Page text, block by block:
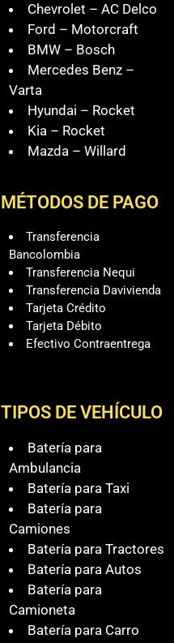
Chevrolet – AC Delco
Ford – Motorcraft
BMW – Bosch
Mercedes Benz –
Varta
Hyundai – Rocket
Kia – Rocket
Mazda – Willard
MÉTODOS DE PAGO
Transferencia
Bancolombia
Transferencia Nequi
Transferencia Davivienda
Tarjeta Crédito
Tarjeta Débito
Efectivo Contraentrega
TIPOS DE VEHÍCULO
Batería para
Ambulancia
Batería para Taxi
Batería para
Camiones
Batería para Tractores
Batería para Autos
Batería para
Camioneta
Batería para Carro